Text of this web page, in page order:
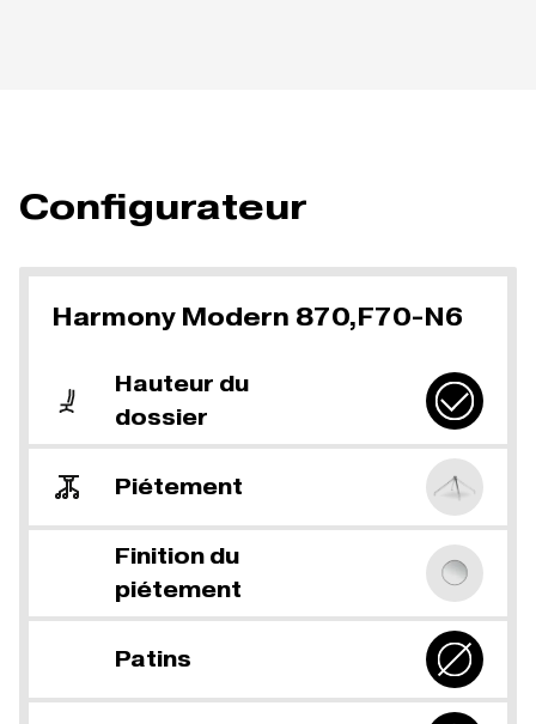
Configurateur
Harmony Modern 870,F70-N6
Hauteur du
dossier
Piétement
Finition du
piétement
Patins